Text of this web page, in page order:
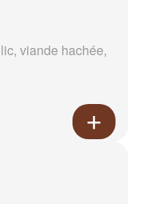
viande hachée,